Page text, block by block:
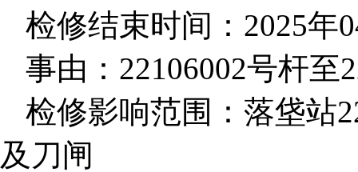
检修结束时间：2025年
事由：22106002号杆至
检修影响范围：落垡站
及刀闸